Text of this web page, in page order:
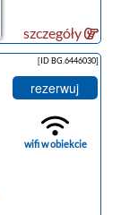
szczegóły
[ID BG.6446030]
rezerwuj
wifi w obiekcie